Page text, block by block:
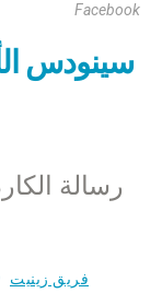
Facebook
سينودس
رسالة
فريق زينيت